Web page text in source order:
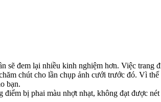
sẽ đem lại nhiều kinh nghiệm hơn. Việc
chút cho lần chụp ảnh cưới trước đó. Vì
bạn.
bị phai màu nhợt nhạt, không đạt được